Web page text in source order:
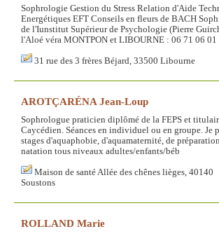
Sophrologie Gestion du Stress Relation d'Aide
Energétiques EFT Conseils en fleurs de BACH
de l'Iunstitut Supérieur de Psychologie (Pierre
l'Aloé véra MONTPON et LIBOURNE : 06 71 06 01
31 rue des 3 frères Béjard, 33500 Libourne
AROTÇARÉNA Jean-Loup
Sophrologue praticien diplômé de la FEPS et
Caycédien. Séances en individuel ou en groupe. Je
stages d'aquaphobie, d'aquamaternité, de
natation tous niveaux adultes/enfants/béb
Maison de santé Allée des chênes lièges, 40140
Soustons
ROLLAND Marie